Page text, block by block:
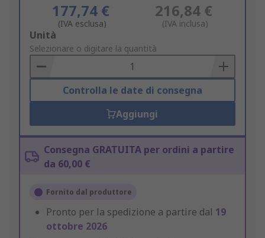
177,74 €
(IVA esclusa)
216,84 €
(IVA inclusa)
Add
to
Basket
Unità
Selezionare o digitare la quantità
Controlla le date di consegna
Aggiungi
Consegna GRATUITA per ordini a partire
da 60,00 €
Fornito dal produttore
Pronto per la spedizione a partire dal 19
ottobre 2026